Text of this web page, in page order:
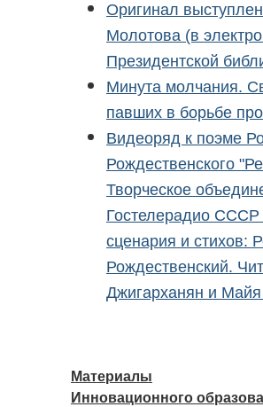
Оригинал
Молотова (в
Президентской
Минута молчания.
павших в борьбе
Видеоряд к поэме
Рождественского
Творческое
Гостелерадио СССР
сценария и стихов:
Рождественский.
Джигарханян и Майя
Материалы
Инновационного